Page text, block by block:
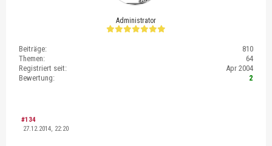
Administrator
Beiträge:
810
Themen:
64
Registriert seit:
Apr 2004
Bewertung:
2
#134
27.12.2014, 22:20